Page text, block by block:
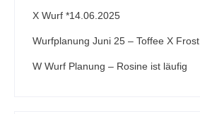
X Wurf *14.06.2025
Wurfplanung Juni 25 – Toffee X Frost
W Wurf Planung – Rosine ist läufig